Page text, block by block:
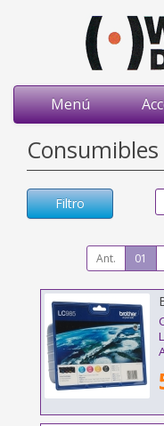
Menú
Filtro
Ant. 01